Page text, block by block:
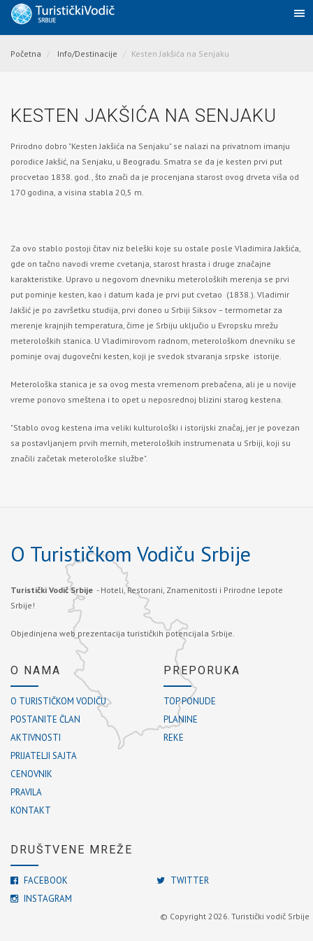
Početna Info/Destinacije Kesten Jakšića na Senjaku
KESTEN JAKŠIĆA NA SENJAKU
Prirodno dobro "Kesten Jakšića na Senjaku" se nalazi na privatnom imanju
porodice Jakšić, na Senjaku, u Beogradu. Smatra se da je kesten prvi put
procvetao 1838. god., što znači da je procenjana starost ovog drveta viša od
170 godina, a visina stabla 20,5 m.
Za ovo stablo postoji čitav niz beleški koje su ostale posle Vladimira Jakšića,
gde on tačno navodi vreme cvetanja, starost hrasta i druge značajne
karakteristike. Upravo u negovom dnevniku meteroloških merenja se prvi
put pominje kesten, kao i datum kada je prvi put cvetao (1838.). Vladimir
Jakšić je po završetku studija, prvi doneo u Srbiji Siksov – termometar za
merenje krajnjih temperatura, čime je Srbiju uključio u Evropsku mrežu
meteroloških stanica. U Vladimirovom radnom, meterološkom dnevniku se
pominje ovaj dugovečni kesten, koji je svedok stvaranja srpske istorije.
Meterološka stanica je sa ovog mesta vremenom prebačena, ali je u novije
vreme ponovo smeštena i to opet u neposrednoj blizini starog kestena.
"Stablo ovog kestena ima veliki kulturološki i istorijski značaj, jer je povezan
sa postavljanjem prvih mernih, meteroloških instrumenata u Srbiji, koji su
značili začetak meterološke službe".
O Turističkom Vodiču Srbije
Turistički Vodič Srbije - Hoteli, Restorani, Znamenitosti i Prirodne lepote
Srbije!
Objedinjena web prezentacija turističkih potencijala Srbije.
O NAMA
O TURISTIČKOM VODIČU
POSTANITE ČLAN
AKTIVNOSTI
PRIJATELJI SAJTA
CENOVNIK
PRAVILA
KONTAKT
PREPORUKA
TOP PONUDE
PLANINE
REKE
DRUŠTVENE MREŽE
FACEBOOK
TWITTER
INSTAGRAM
© Copyright 2026. Turistički vodič Srbije